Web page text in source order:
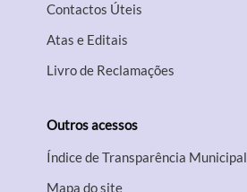
Contactos Úteis
Atas e Editais
Livro de Reclamações
Outros acessos
Índice de Transparência Municipal
Mapa do site